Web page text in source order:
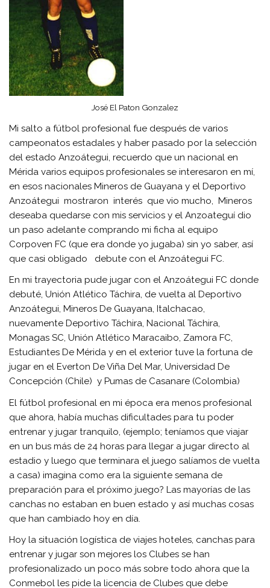
José El Paton Gonzalez
Mi salto a fútbol profesional fue después de varios
campeonatos estadales y haber pasado por la selección
del estado Anzoátegui, recuerdo que un nacional en
Mérida varios equipos profesionales se interesaron en mí,
en esos nacionales Mineros de Guayana y el Deportivo
Anzoátegui mostraron interés que vio mucho, Mineros
deseaba quedarse con mis servicios y el Anzoateguí dio
un paso adelante comprando mi ficha al equipo
Corpoven FC (que era donde yo jugaba) sin yo saber, así
que casi obligado debute con el Anzoátegui FC.
En mi trayectoria pude jugar con el Anzoátegui FC donde
debuté, Unión Atlético Táchira, de vuelta al Deportivo
Anzoátegui, Mineros De Guayana, Italchacao,
nuevamente Deportivo Táchira, Nacional Táchira,
Monagas SC, Unión Atlético Maracaibo, Zamora FC,
Estudiantes De Mérida y en el exterior tuve la fortuna de
jugar en el Everton De Viña Del Mar, Universidad De
Concepción (Chile) y Pumas de Casanare (Colombia)
El fútbol profesional en mi época era menos profesional
que ahora, había muchas dificultades para tu poder
entrenar y jugar tranquilo, (ejemplo; teníamos que viajar
en un bus más de 24 horas para llegar a jugar directo al
estadio y luego que terminara el juego salíamos de vuelta
a casa) imagina como era la siguiente semana de
preparación para el próximo juego? Las mayorías de las
canchas no estaban en buen estado y así muchas cosas
que han cambiado hoy en día.
Hoy la situación logística de viajes hoteles, canchas para
entrenar y jugar son mejores los Clubes se han
profesionalizado un poco más sobre todo ahora que la
Conmebol les pide la licencia de Clubes que debe